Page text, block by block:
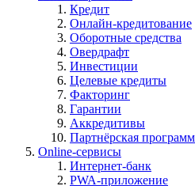
Кредит
Онлайн-кредитование
Оборотные средства
Овердрафт
Инвестиции
Целевые кредиты
Факторинг
Гарантии
Аккредитивы
Партнёрская
Online-сервисы
Интернет-банк
PWA-приложение